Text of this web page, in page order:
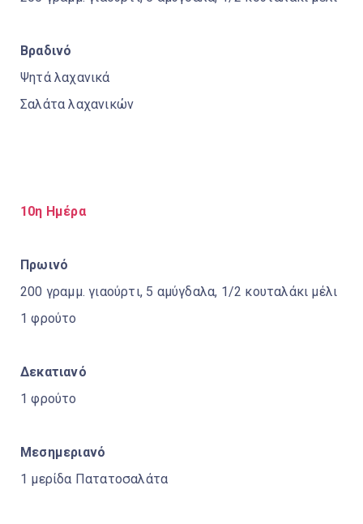
Βραδινό
Ψητά λαχανικά
Σαλάτα λαχανικών
10η Ημέρα
Πρωινό
200 γραμμ. γιαούρτι, 5 αμύγδαλα, 1/2 κουταλάκι μέλι
1 φρούτο
Δεκατιανό
1 φρούτο
Μεσημεριανό
1 μερίδα Πατατοσαλάτα